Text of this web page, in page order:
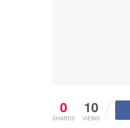
0
SHARES
10
VIEWS